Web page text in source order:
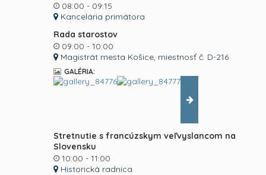
08:00 - 09:15
Kancelária primátora
Rada starostov
09:00 - 10:00
Magistrát mesta Košice, miestnosť č. D-216
GALÉRIA:
Stretnutie s francúzskym veľvyslancom na
Slovensku
10:00 - 11:00
Historická radnica